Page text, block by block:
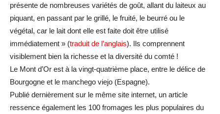
présente de nombreuses variétés de goût, allant du laiteux au
piquant, en passant par le grillé, le fruité, le beurré ou le
végétal, car le lait dont elle est faite doit être utilisé
immédiatement » (traduit de l’anglais). Ils comprennent
visiblement bien la richesse et la diversité du comté !
Le Mont d’Or est à la vingt-quatrième place, entre le délice de
Bourgogne et le manchego viejo (Espagne).
Publié dernièrement sur le même site internet, un article
ressence également les 100 fromages les plus populaires du